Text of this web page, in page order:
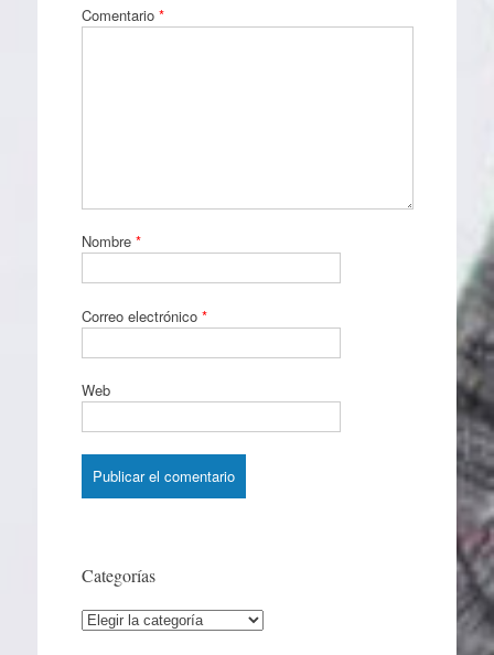
Comentario *
Nombre *
Correo electrónico *
Web
Categorías
Categorías